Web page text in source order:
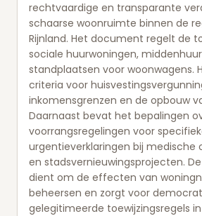
rechtvaardige en transparante
schaarse woonruimte binnen de
Rijnland. Het document regelt de
sociale huurwoningen,
standplaatsen voor woonwagens.
criteria voor
inkomensgrenzen en de opbouw
Daarnaast bevat het bepalingen
voorrangsregelingen voor
urgentieverklaringen bij medische
en stadsvernieuwingsprojecten.
dient om de effecten van
beheersen en zorgt voor
gelegitimeerde toewijzingsregels